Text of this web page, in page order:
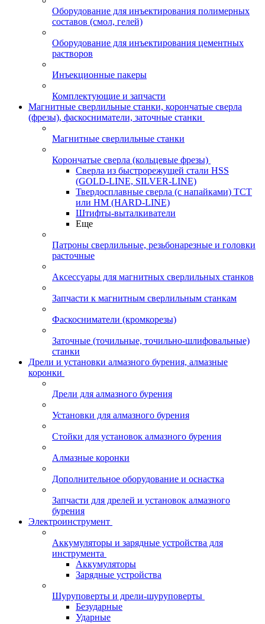
Оборудование для инъектирования полимерных
составов (смол, гелей)
Оборудование для инъектирования цементных
растворов
Инъекционные пакеры
Комплектующие и запчасти
Магнитные сверлильные станки, корончатые сверла
(фрезы), фаскосниматели, заточные станки
Магнитные сверлильные станки
Корончатые сверла (кольцевые фрезы)
Сверла из быстрорежущей стали HSS
(GOLD-LINE, SILVER-LINE)
Твердосплавные сверла (с напайками) ТСТ
или HM (HARD-LINE)
Штифты-выталкиватели
Еще
Патроны сверлильные, резьбонарезные и головки
расточные
Аксессуары для магнитных сверлильных станков
Запчасти к магнитным сверлильным станкам
Фаскосниматели (кромкорезы)
Заточные (точильные, точильно-шлифовальные)
станки
Дрели и установки алмазного бурения, алмазные
коронки
Дрели для алмазного бурения
Установки для алмазного бурения
Стойки для установок алмазного бурения
Алмазные коронки
Дополнительное оборудование и оснастка
Запчасти для дрелей и установок алмазного
бурения
Электроинструмент
Аккумуляторы и зарядные устройства для
инструмента
Аккумуляторы
Зарядные устройства
Шуруповерты и дрели-шуруповерты
Безударные
Ударные